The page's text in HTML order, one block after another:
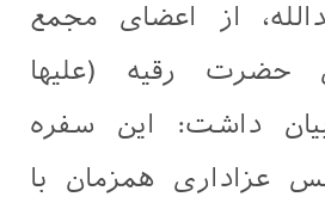
از اعضای مجمع
حضرت رقیه (علیها
بیان داشت: این سفره
عزاداری همزمان با